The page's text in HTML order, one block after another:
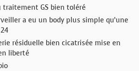
traitement GS bien toléré
a eu un body plus simple qu’une
résiduelle bien cicatrisée mise en
liberté